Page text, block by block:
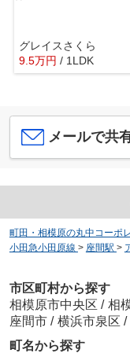
グレイスさくら
9.5万円 / 1LDK
メールで共
町田・相模原の丸中コーポ
小田急小田原線 > 座間駅 >
市区町村から探す
相模原市中央区 / 相
座間市 / 横浜市泉区 /
町名から探す